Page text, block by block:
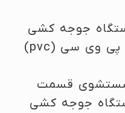
جوجه کشی
صنعتی حتما دارای بدنه پی وی سی (pvc)
شستشوی قسمت
جوجه کشی